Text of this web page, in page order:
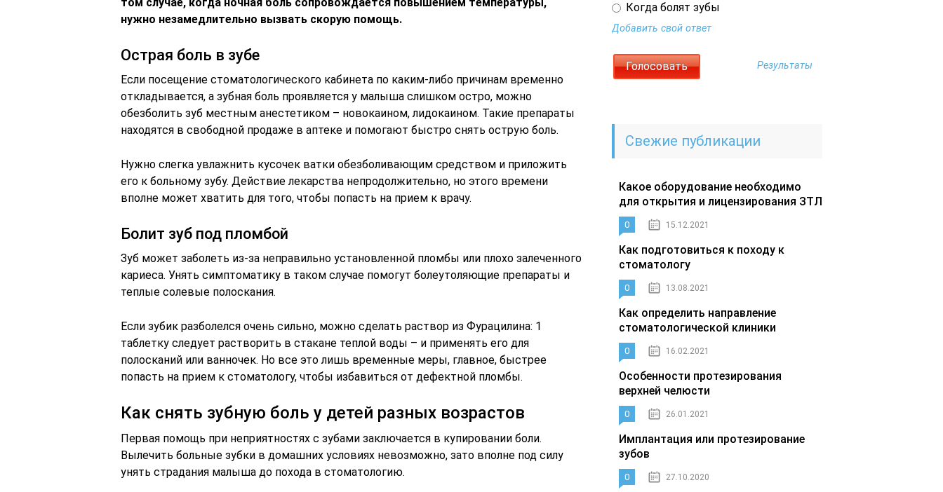
нужно незамедлительно вызвать скорую помощь.
Острая боль в зубе
Если посещение стоматологического кабинета по каким-либо причинам временно
откладывается, а зубная боль проявляется у малыша слишком остро, можно
обезболить зуб местным анестетиком – новокаином, лидокаином. Такие препараты
находятся в свободной продаже в аптеке и помогают быстро снять острую боль.
Нужно слегка увлажнить кусочек ватки обезболивающим средством и приложить
его к больному зубу. Действие лекарства непродолжительно, но этого времени
вполне может хватить для того, чтобы попасть на прием к врачу.
Болит зуб под пломбой
Зуб может заболеть из-за неправильно установленной пломбы или плохо залеченного
кариеса. Унять симптоматику в таком случае помогут болеутоляющие препараты и
теплые солевые полоскания.
Если зубик разболелся очень сильно, можно сделать раствор из Фурацилина: 1
таблетку следует растворить в стакане теплой воды – и применять его для
полосканий или ванночек. Но все это лишь временные меры, главное, быстрее
попасть на прием к стоматологу, чтобы избавиться от дефектной пломбы.
Как снять зубную боль у детей разных возрастов
Первая помощь при неприятностях с зубами заключается в купировании боли.
Вылечить больные зубки в домашних условиях невозможно, зато вполне под силу
унять страдания малыша до похода в стоматологию.
Когда болят зубы
Добавить свой ответ
Результаты
Свежие публикации
Какое оборудование необходимо
для открытия и лицензирования ЗТЛ
0 15.12.2021
Как подготовиться к походу к
стоматологу
0 13.08.2021
Как определить направление
стоматологической клиники
0 16.02.2021
Особенности протезирования
верхней челюсти
0 26.01.2021
Имплантация или протезирование
зубов
0 27.10.2020